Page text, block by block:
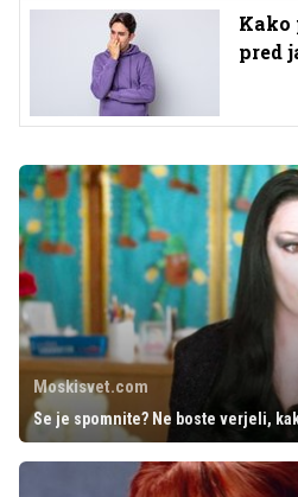
Kako
pred
Moskisvet.com
Se je spomnite? Ne boste verjeli,